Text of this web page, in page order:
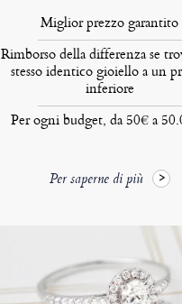
Miglior prezzo garantito
Rimborso della differenza se
stesso identico gioiello a un
inferiore
Per ogni budget, da 50€ a
Per saperne di più